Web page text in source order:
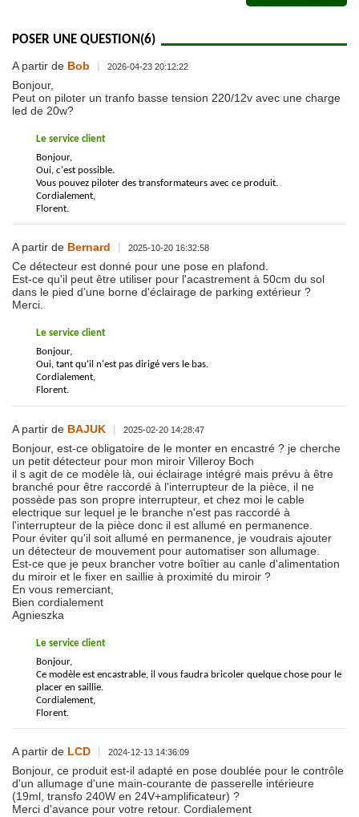
POSER UNE QUESTION(6)
A partir de Bob | 2026-04-23 20:12:22
Bonjour,
Peut on piloter un tranfo basse tension 220/12v avec une charge
led de 20w?
Le service client
Bonjour,
Oui, c'est possible.
Vous pouvez piloter des transformateurs avec ce produit.
Cordialement,
Florent.
A partir de Bernard | 2025-10-20 16:32:58
Ce détecteur est donné pour une pose en plafond.
Est-ce qu'il peut être utiliser pour l'acastrement à 50cm du sol
dans le pied d'une borne d'éclairage de parking extérieur ?
Merci.
Le service client
Bonjour,
Oui, tant qu'il n'est pas dirigé vers le bas.
Cordialement,
Florent.
A partir de BAJUK | 2025-02-20 14:28:47
Bonjour, est-ce obligatoire de le monter en encastré ? je cherche
un petit détecteur pour mon miroir Villeroy Boch
il s agit de ce modèle là, oui éclairage intégré mais prévu à être
branché pour être raccordé à l'interrupteur de la pièce, il ne
possède pas son propre interrupteur, et chez moi le cable
electrique sur lequel je le branche n'est pas raccordé à
l'interrupteur de la pièce donc il est allumé en permanence.
Pour éviter qu'il soit allumé en permanence, je voudrais ajouter
un détecteur de mouvement pour automatiser son allumage.
Est-ce que je peux brancher votre boîtier au canle d'alimentation
du miroir et le fixer en saillie à proximité du miroir ?
En vous remerciant,
Bien cordialement
Agnieszka
Le service client
Bonjour,
Ce modèle est encastrable, il vous faudra bricoler quelque chose pour le
placer en saillie.
Cordialement,
Florent.
A partir de LCD | 2024-12-13 14:36:09
Bonjour, ce produit est-il adapté en pose doublée pour le contrôle
d'un allumage d'une main-courante de passerelle intérieure
(19ml, transfo 240W en 24V+amplificateur) ?
Merci d'avance pour votre retour. Cordialement